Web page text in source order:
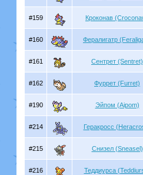
#159 Кроконав
#160 Фералигатр
#161 Сентрет (Sentret)
#162 Фуррет (Furret)
#190 Эйпом (Aipom)
#214 Геракросс
#215 Снизел (Sneasel)
#216 Теддиурса